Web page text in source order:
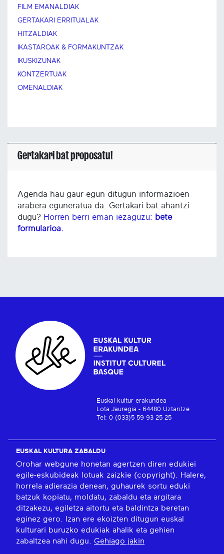
FILM EMANALDIAK
GERTAKARI ERRITUALAK
HITZALDIAK
IKASTAROAK & FORMAKUNTZAK
IKUSKIZUNAK
KONTZERTUAK
OMENALDIAK
Gertakari bat proposatu!
Agenda hau gaur egun ditugun informazioen
arabera eguneratua da. Gertakari bat ahantzi
dugu? Horren berri eman iezaguzu: bete
formularioa.
Euskal kultur erakundea
Lota Jauregia - 64480 Uztaritze
Tel: 0 (033)5 59 93 25 25
EUSKAL KULTURA ZABALDU
Orohar webgune honetan agertzen diren edukiei
egile-eskubideak lotuak zaizkie (copyright). Halere,
horrela adierazia denean, guhaurek sortu eduki
batzuk kopiatu, moldatu, zabaldu eta argitara
ditzakezu, egiletza aitortu eta baldintza beretan
eginez gero. Izan ere ekoizten ditugun euskal
kulturari buruzko edukiak ahalik eta gehien
zabaltzea nahi dugu. Gehiago jakin